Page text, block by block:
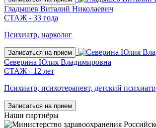
Гладышев Виталий Николаевич
СТАЖ - 33 года
Психиатр, нарколог
Записаться на прием
Северина Юлия Владимировна
СТАЖ - 12 лет
Психиатр, психотерапевт, детский психиатр
Записаться на прием
Наши партнёры